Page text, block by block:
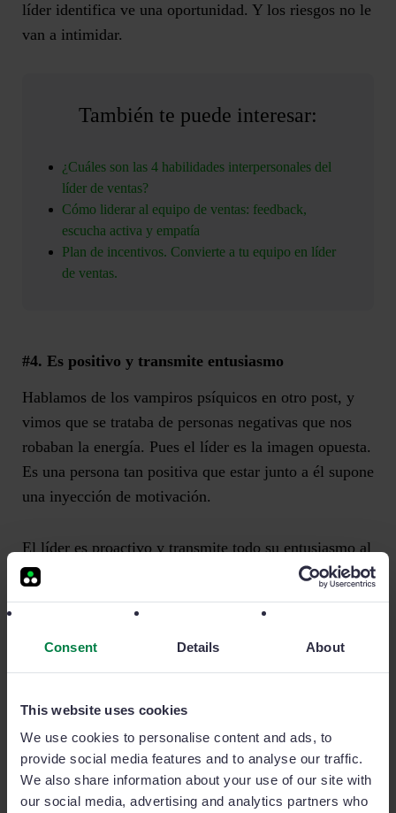
Consent Details About
This website uses cookies
We use cookies to personalise content and ads, to
provide social media features and to analyse our traffic.
We also share information about your use of our site with
our social media, advertising and analytics partners who
líder identifica ve una oportunidad. Y los riesgos no le
van a intimidar.
También te puede interesar:
¿Cuáles son las 4 habilidades interpersonales del
líder de ventas?
Cómo liderar al equipo de ventas: feedback,
escucha activa y empatía
Plan de incentivos. Convierte a tu equipo en líder
de ventas.
#4. Es positivo y transmite entusiasmo
Hablamos de los vampiros psíquicos en otro post, y
vimos que se trataba de personas negativas que nos
robaban la energía. Pues el líder es la imagen opuesta.
Es una persona tan positiva que estar junto a él supone
una inyección de motivación.
El líderes proactivo y transmite todo su entusiasmo al
equipo.
Por eso suele conseguir que todo el grupo se
implique y comprometa al máximo.
También debe saber incentivar a los comerciales y
recompensar los buenos resultados.
#5. Ayuda a mejorar a sus comerciales
Es muy exigente en cuanto a resultados, pero ayudará
a sus vendedores a estar a la altura. Un buen líder se